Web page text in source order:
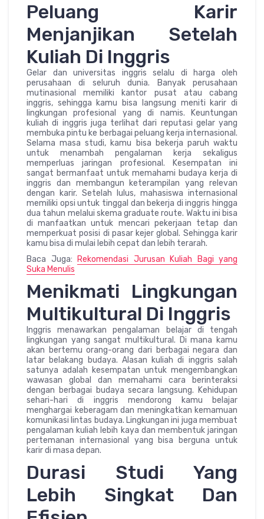
Peluang Karir
Menjanjikan Setelah
Kuliah Di Inggris
Gelar dan universitas inggris selalu di harga oleh
perusahaan di seluruh dunia. Banyak perusahaan
mutinasional memiliki kantor pusat atau cabang
inggris, sehingga kamu bisa langsung meniti karir di
lingkungan profesional yang di namis. Keuntungan
kuliah di inggris juga terlihat dari reputasi gelar yang
membuka pintu ke berbagai peluang kerja internasional.
Selama masa studi, kamu bisa bekerja paruh waktu
untuk menambah pengalaman kerja sekaligus
memperluas jaringan profesional. Kesempatan ini
sangat bermanfaat untuk memahami budaya kerja di
inggris dan membangun keterampilan yang relevan
dengan karir. Setelah lulus, mahasiswa internasional
memiliki opsi untuk tinggal dan bekerja di inggris hingga
dua tahun melalui skema graduate route. Waktu ini bisa
di manfaatkan untuk mencari pekerjaan tetap dan
memperkuat posisi di pasar kejer global. Sehingga karir
kamu bisa di mulai lebih cepat dan lebih terarah.
Baca Juga: Rekomendasi Jurusan Kuliah Bagi yang
Suka Menulis
Menikmati Lingkungan
Multikultural Di Inggris
Inggris menawarkan pengalaman belajar di tengah
lingkungan yang sangat multikultural. Di mana kamu
akan bertemu orang-orang dari berbagai negara dan
latar belakang budaya. Alasan kuliah di inggris salah
satunya adalah kesempatan untuk mengembangkan
wawasan global dan memahami cara berinteraksi
dengan berbagai budaya secara langsung. Kehidupan
sehari-hari di inggris mendorong kamu belajar
menghargai keberagam dan meningkatkan kemamuan
komunikasi lintas budaya. Lingkungan ini juga membuat
pengalaman kuliah lebih kaya dan membentuk jaringan
pertemanan internasional yang bisa berguna untuk
karir di masa depan.
Durasi Studi Yang
Lebih Singkat Dan